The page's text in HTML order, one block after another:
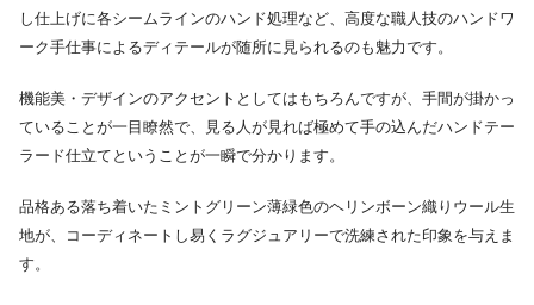
し仕上げに各シームラインのハンド処理など、高度な職人技のハンドワ
ーク手仕事によるディテールが随所に見られるのも魅力です。
機能美・デザインのアクセントとしてはもちろんですが、手間が掛かっ
ていることが一目瞭然で、見る人が見れば極めて手の込んだハンドテー
ラード仕立てということが一瞬で分かります。
品格ある落ち着いたミントグリーン薄緑色のヘリンボーン織りウール生
地が、コーディネートし易くラグジュアリーで洗練された印象を与えま
す。